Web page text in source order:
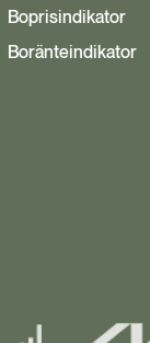
Boprisindikator
Boränteindikator